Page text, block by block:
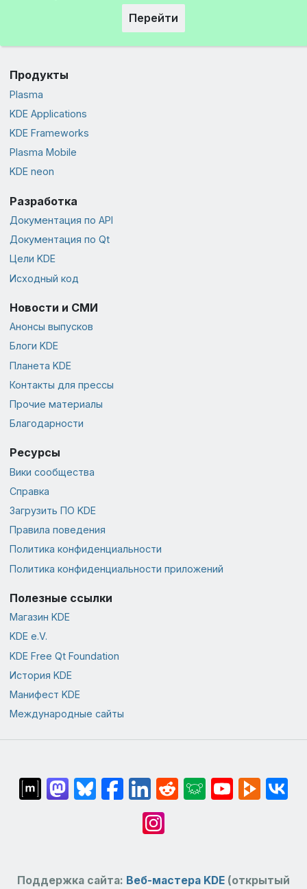
Перейти
Продукты
Plasma
KDE Applications
KDE Frameworks
Plasma Mobile
KDE neon
Разработка
Документация по API
Документация по Qt
Цели KDE
Исходный код
Новости и СМИ
Анонсы выпусков
Блоги KDE
Планета KDE
Контакты для прессы
Прочие материалы
Благодарности
Ресурсы
Вики сообщества
Справка
Загрузить ПО KDE
Правила поведения
Политика конфиденциальности
Политика конфиденциальности приложений
Полезные ссылки
Магазин KDE
KDE e.V.
KDE Free Qt Foundation
История KDE
Манифест KDE
Международные сайты
Поддержка сайта: Веб-мастера KDE (открытый